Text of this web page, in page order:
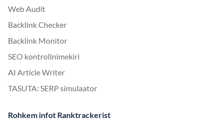
Web Audit
Backlink Checker
Backlink Monitor
SEO kontrollnimekiri
AI Article Writer
TASUTA: SERP simulaator
Rohkem infot Ranktrackerist